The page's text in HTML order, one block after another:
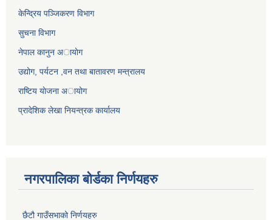
केन्द्रिय पञ्जिकरण विभाग
सुचना विभाग
नेपाल कानुन अायाेग
उद्योग, पर्यटन ,वन तथा बातावरण मन्त्रालय
राष्टिय याेजना अायोग
प्रादेशिक लेखा नियन्त्रक कार्यालय
नगरपालिका बोर्डका निर्णयहरु
छैटौ गाउँसभाको निर्णयहरु